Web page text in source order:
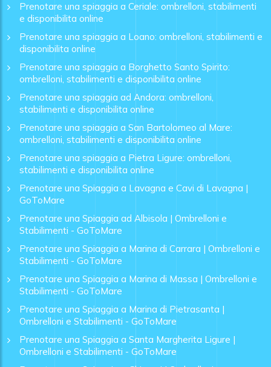
Prenotare una spiaggia a Ceriale: ombrelloni, stabilimenti
e disponibilita online
Prenotare una spiaggia a Loano: ombrelloni, stabilimenti e
disponibilita online
Prenotare una spiaggia a Borghetto Santo Spirito:
ombrelloni, stabilimenti e disponibilita online
Prenotare una spiaggia ad Andora: ombrelloni,
stabilimenti e disponibilita online
Prenotare una spiaggia a San Bartolomeo al Mare:
ombrelloni, stabilimenti e disponibilita online
Prenotare una spiaggia a Pietra Ligure: ombrelloni,
stabilimenti e disponibilita online
Prenotare una Spiaggia a Lavagna e Cavi di Lavagna |
GoToMare
Prenotare una Spiaggia ad Albisola | Ombrelloni e
Stabilimenti - GoToMare
Prenotare una Spiaggia a Marina di Carrara | Ombrelloni e
Stabilimenti - GoToMare
Prenotare una Spiaggia a Marina di Massa | Ombrelloni e
Stabilimenti - GoToMare
Prenotare una Spiaggia a Marina di Pietrasanta |
Ombrelloni e Stabilimenti - GoToMare
Prenotare una Spiaggia a Santa Margherita Ligure |
Ombrelloni e Stabilimenti - GoToMare